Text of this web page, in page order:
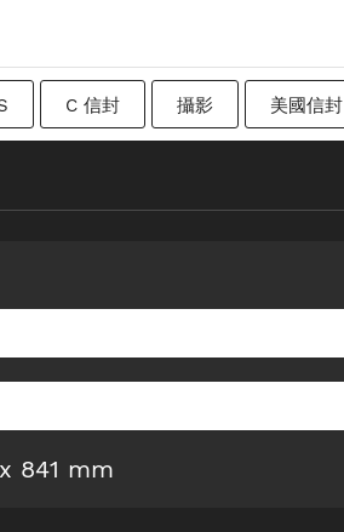
C 信封 攝影 美國信封
x 841 mm